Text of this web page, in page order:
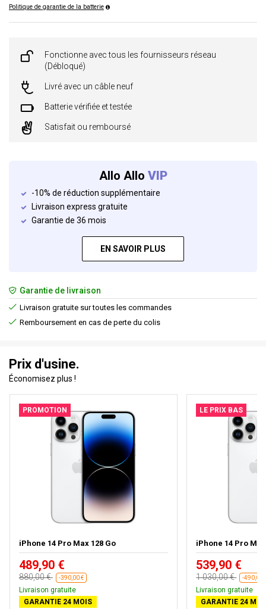
Politique de garantie de la batterie
Fonctionne avec tous les fournisseurs réseau
(Débloqué)
Livré avec un câble neuf
Batterie vérifiée et testée
Satisfait ou remboursé
Allo Allo VIP
-10% de réduction supplémentaire
Livraison express gratuite
Garantie de 36 mois
EN SAVOIR PLUS
Garantie de livraison
Livraison gratuite sur toutes les commandes
Remboursement en cas de perte du colis
Prix d'usine.
Économisez plus !
PROMOTION
iPhone 14 Pro Max 128 Go
489,90 €
880,00 € -390,00 €
Livraison gratuite
GARANTIE 24 MOIS
LE PRIX BAS
iPhone 14 Pro
539,90 €
1 030,00 € -490,00
Livraison gratuite
GARANTIE 24